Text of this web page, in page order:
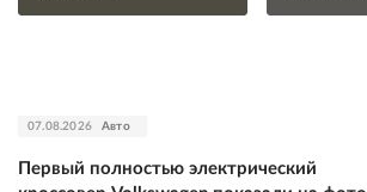
07.08.2026 Авто
Первый полностью электрический